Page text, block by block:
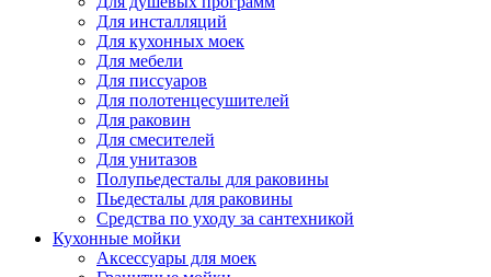
Для инсталляций
Для кухонных моек
Для мебели
Для писсуаров
Для полотенцесушителей
Для раковин
Для смесителей
Для унитазов
Полупьедесталы для раковины
Пьедесталы для раковины
Средства по уходу за сантехникой
Кухонные мойки
Аксессуары для моек